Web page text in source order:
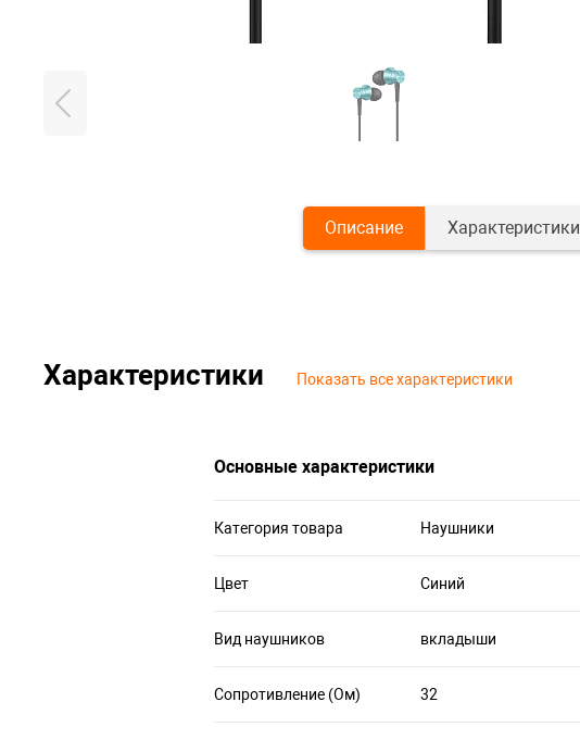
Описание Характеристики
Характеристики Показать все характеристики
Основные характеристики
Категория товара Наушники
Цвет Синий
Вид наушников вкладыши
Сопротивление (Ом) 32